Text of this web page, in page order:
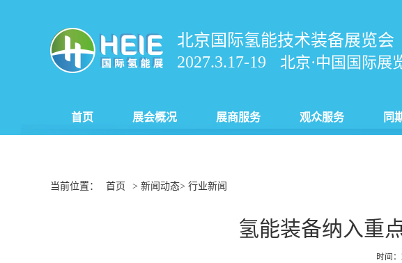
北京国际氢能技术装备展览会
2027.3.17-19
北京·中国国际展
首页 展会概况 展商服务 观众服务 同
当前位置： 首页 > 新闻动态> 行业新闻
氢能装备纳入重
时间：